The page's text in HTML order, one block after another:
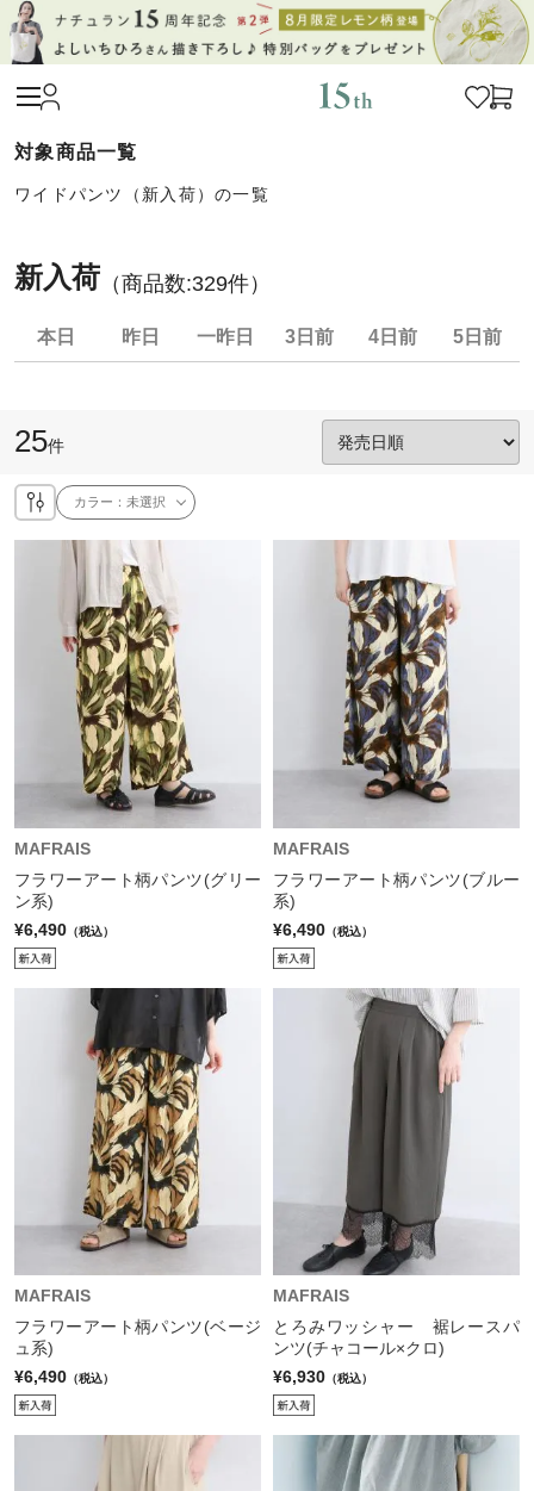
ワイドパンツ（新入荷）の一覧
新入荷 （商品数:329件）
本日 昨日 一昨日 3日前 4日前 5日前
25件
カラー：未選択
MAFRAIS
フラワーアート柄パンツ(グリー
ン系)
¥6,490 （税込）
MAFRAIS
フラワーアート柄パンツ(ブルー
系)
¥6,490 （税込）
MAFRAIS
フラワーアート柄パンツ(ベージ
ュ系)
¥6,490 （税込）
MAFRAIS
とろみワッシャー 裾レースパ
ンツ(チャコール×クロ)
¥6,930 （税込）